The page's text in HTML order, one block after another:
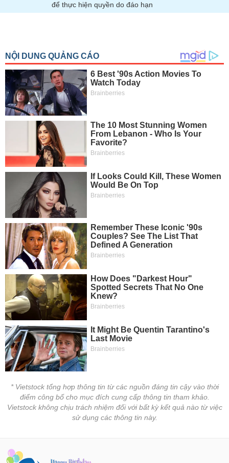
để thực hiện quyền do đáo hạn
* Vietstock tổng hợp thông tin từ các nguồn đáng tin cậy vào thời
điểm công bố cho mục đích cung cấp thông tin tham khảo.
Vietstock không chịu trách nhiệm đối với bất kỳ kết quả nào từ việc
sử dụng các thông tin này.